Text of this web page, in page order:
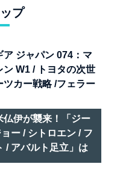
プ
ア ジャパン 074：マ
ン W1 / トヨタの次世
ツカー戦略 /フェラー
トレー スーパース
仏伊が襲来！「ジー
ー / シトロエン / フ
/ アバルト足立」は
セレクトショップで